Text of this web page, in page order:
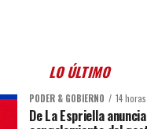
LO ÚLTIMO
PODER & GOBIERNO 14
De La Espriella anuncia